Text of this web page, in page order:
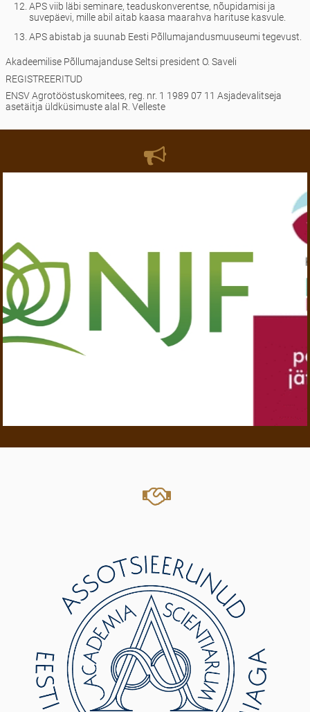
APS viib läbi seminare, teaduskonverentse, nõupidamisi ja
suvepäevi, mille abil aitab kaasa maarahva harituse kasvule.
APS abistab ja suunab Eesti Põllumajandusmuuseumi tegevust.
Akadeemilise Põllumajanduse Seltsi president O. Saveli
REGISTREERITUD
ENSV Agrotööstuskomitees, reg. nr. 1 1989 07 11 Asjadevalitseja
asetäitja üldküsimuste alal R. Velleste